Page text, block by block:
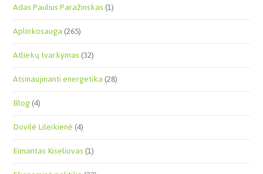
Adas Paulius Paražinskas(1)
Aplinkosauga(265)
Atliekų tvarkymas(32)
Atsinaujinanti energetika(28)
Blog(4)
Dovilė Lileikienė(4)
Eimantas Kiseliovas(1)